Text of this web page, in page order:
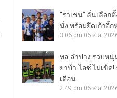
“ราเชน” ลั่นเลือก
นั่ง พร้อมยึดเก้าอี้ก
3:06 pm 06 ส.ค.
ทล.ลำปาง รวบหนุ่
ยาบ้า-ไอซ์ ไม่เข็ด!
เดือน
2:49 pm 06 ส.ค.